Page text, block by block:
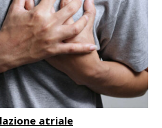
atriale